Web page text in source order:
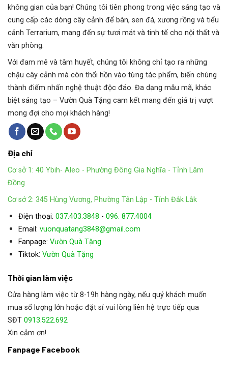
không gian của bạn! Chúng tôi tiên phong trong việc sáng tạo và
cung cấp các dòng cây cảnh để bàn, sen đá, xương rồng và tiểu
cảnh Terrarium, mang đến sự tươi mát và tinh tế cho nội thất và
văn phòng.
Với đam mê và tâm huyết, chúng tôi không chỉ tạo ra những
chậu cây cảnh mà còn thổi hồn vào từng tác phẩm, biến chúng
thành điểm nhấn nghệ thuật độc đáo. Đa dạng mẫu mã, khác
biệt sáng tạo – Vườn Quà Tặng cam kết mang đến giá trị vượt
mong đợi cho mọi khách hàng!
Địa chỉ
Cơ sở 1: 40 Ybih- Aleo - Phường Đông Gia Nghĩa - Tỉnh Lâm
Đồng
Cơ sở 2: 345 Hùng Vương, Phường Tân Lập - Tỉnh Đắk Lắk
Điện thoại: 037.403.3848 - 096. 877.4004
Email: vuonquatang3848@gmail.com
Fanpage: Vườn Quà Tặng
Tiktok: Vườn Quà Tặng
Thời gian làm việc
Cửa hàng làm việc từ 8-19h hàng ngày, nếu quý khách muốn
mua số lượng lớn hoặc đặt sỉ vui lòng liên hệ trực tiếp qua
SĐT 0913.522.692
Xin cảm ơn!
Fanpage Facebook